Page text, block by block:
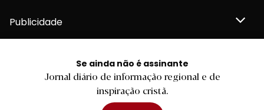
Se ainda não é assinante
Jornal diário de informação regional e de
inspiração cristã.
Publicidade
Privacidade e Cookies
Declaração de compromisso FSC®